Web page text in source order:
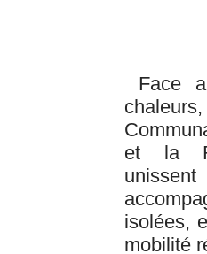
Face
et la
isolées,
mobilité